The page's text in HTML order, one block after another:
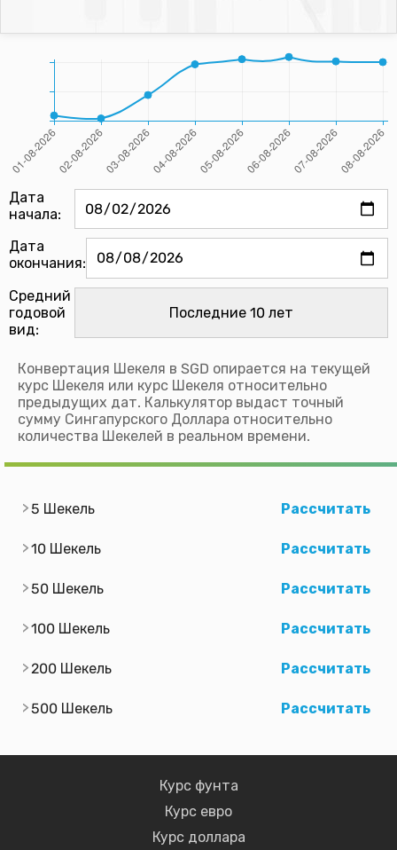
Дата
начала:
Дата
окончания:
Средний
годовой
вид:
Конвертация Шекеля в SGD опирается на текущей
курс Шекеля или курс Шекеля относительно
предыдущих дат. Калькулятор выдаст точный
сумму Сингапурского Доллара относительно
количества Шекелей в реальном времени.
5 Шекель Рассчитать
10 Шекель Рассчитать
50 Шекель Рассчитать
100 Шекель Рассчитать
200 Шекель Рассчитать
500 Шекель Рассчитать
Курс фунта
Курс евро
Курс доллара